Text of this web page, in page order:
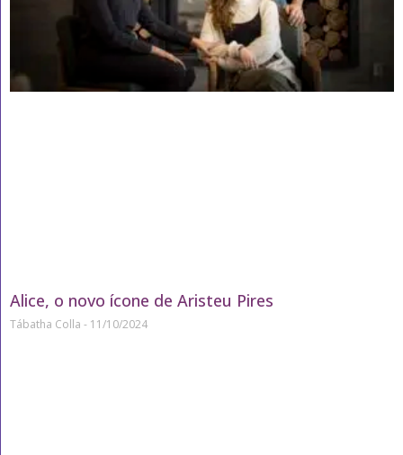
Alice, o novo ícone de Aristeu Pires
Tábatha Colla 11/10/2024